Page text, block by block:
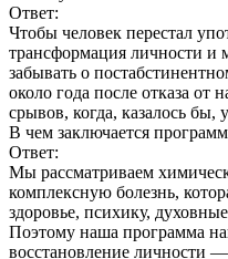
Ответ:
Чтобы человек перестал
трансформация личности и
забывать о
около года после отказа от
срывов, когда, казалось
В чем заключается
Ответ:
Мы рассматриваем
комплексную болезнь,
здоровье, психику,
Поэтому наша программа
восстановление личности